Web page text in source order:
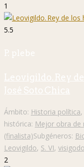
1
5.5
P. plebe
Leovigildo. Rey
José Soto Chica
Ámbito: Historia política,
histórica: Mejor obra de
(finalista)Subgéneros:
Leovigildo, S. VI,
2